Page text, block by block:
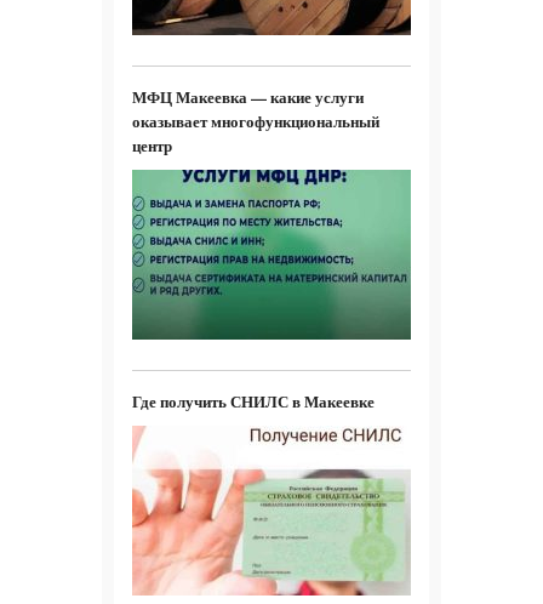
МФЦ Макеевка — какие услуги
оказывает многофункциональный
центр
Где получить СНИЛС в Макеевке